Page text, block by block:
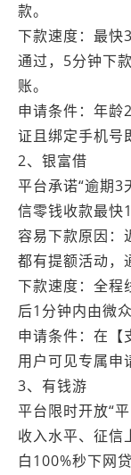
款。
下款速度：最快
通过，5分钟下
账。
申请条件：年龄
证且绑定手机号
2、银富借
平台承诺“逾期3
信零钱收款最快
容易下款原因：
都有提额活动，
下款速度：全程
后1分钟内由微
申请条件：在【
用户可见专属申
3、有钱游
平台限时开放“
收入水平、征信
白100%秒下网